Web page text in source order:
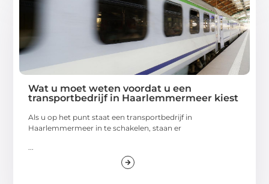
Wat u moet weten voordat u een
transportbedrijf in Haarlemmermeer kiest
Als u op het punt staat een transportbedrijf in
Haarlemmermeer in te schakelen, staan er
...